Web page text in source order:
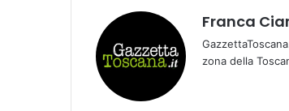
Franca
zona della